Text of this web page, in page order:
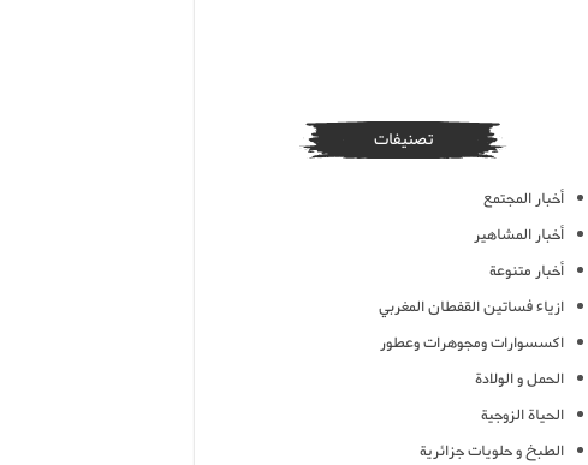
تصنيفات
أخبار المجتمع
أخبار المشاهير
أخبار متنوعة
ازياء فساتين القفطان المغربي
اكسسوارات ومجوهرات وعطور
الحمل و الولادة
الحياة الزوجية
الطبخ و حلويات جزائرية